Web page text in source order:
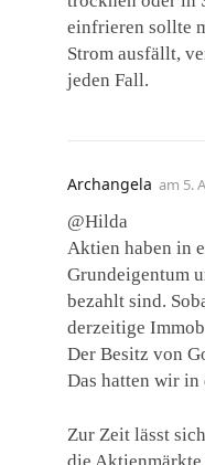
einfrieren sollte
Strom ausfällt,
jeden Fall.
Archangela am 5.
@Hilda
Aktien haben in
Grundeigentum
bezahlt sind.
derzeitige
Der Besitz von
Das hatten wir in
Zur Zeit lässt